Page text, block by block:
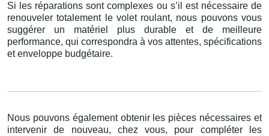
Si les réparations sont complexes ou s’il est nécessaire de
renouveler totalement le volet roulant, nous pouvons vous
suggérer un matériel plus durable et de meilleure
performance, qui correspondra à vos attentes, spécifications
et enveloppe budgétaire.
Nous pouvons également obtenir les pièces nécessaires et
intervenir de nouveau, chez vous, pour compléter les